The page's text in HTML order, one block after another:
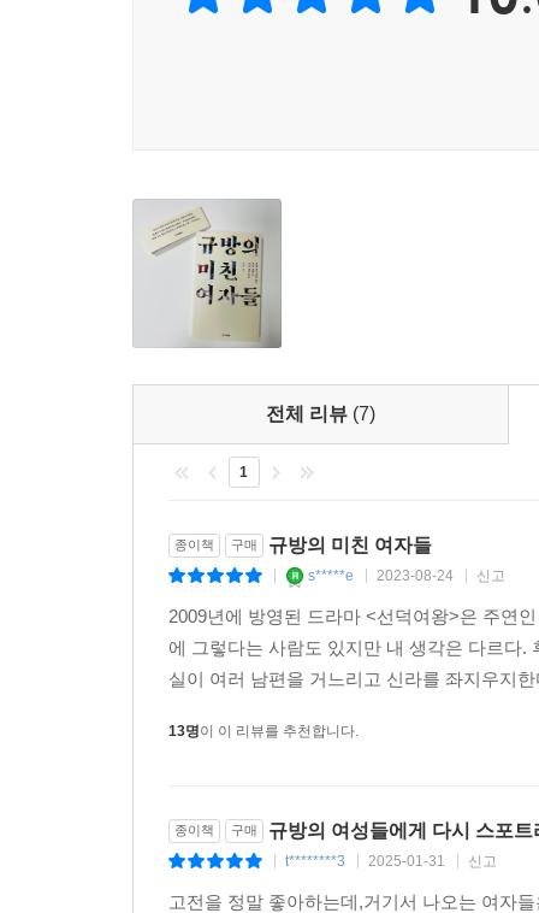
성적인 열정 없이도 서로에게 애정과 그리움을
지 않은 가족공동체의 모습을 찾아볼 수 있다. 국
들어주기 위한 혼인이 아니라, 가부장제를 정면
『방한림전』은 이미 앞질러 꿈꾸고 있었다.
『방한림전』은 오늘날에도 논쟁적인 동성혼이
방관주는 어릴 때부터 남장하고 사회에 진출해
한다”는 불만 때문에 비혼을 선언했던 영혜빙은
입양한 아이를 훌륭하게 키우면서 행복한 결
대안가족의 꿈을, 성리학적 질서가 지배하던 조선
우리 고전 속 여성 영웅들에게 가장 위협적인
몰아넣은 외적은 쉽게 물리치지만, ‘여자답게
하지만 그들은 무기력하게 순응하기를 거부하
세계로 나아가 여성의 몸으로 장수가 되며, 정상
요구되는 임출육(임신·출산·육아)과 가사노동의
살기 위해 매일 분투를 벌인다. 그렇게 시대의
전체 리뷰 (7)
1
종이책 구매 규방의 미친 여자들
s*****e 2023-08-24 신고
2009년에 방영된 드라마 <선덕여왕>은 주연
에 그렇다는 사람도 있지만 내 생각은 다르다
실이 여러 남편을 거느리고 신라를 좌지우지
13명이 이 리뷰를 추천합니다.
종이책 구매 규방의 여성들에게 다시 스포
t********3 2025-01-31 신고
고전을 정말 좋아하는데,거기서 나오는 여자